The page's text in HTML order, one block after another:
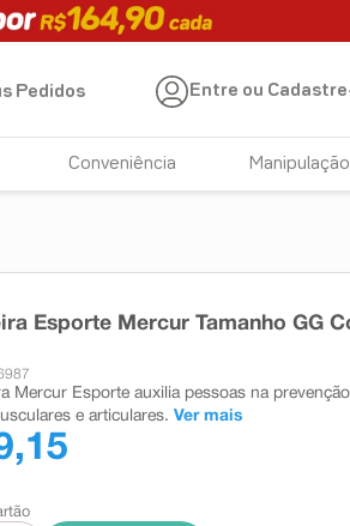
Pedidos Entre ou
Conveniência Manipulação
Esporte Mercur Tamanho GG
Mercur Esporte auxilia pessoas na
e articulares. Ver mais